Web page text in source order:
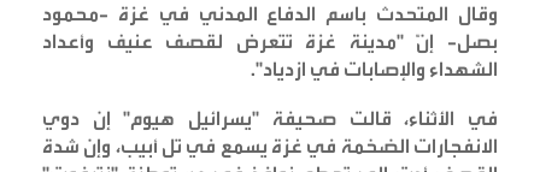
وقال المتحدث باسم الدفاع المدني في غزة -محمود
بصل- إنّ "مدينة غزة تتعرض لقصف عنيف وأعداد
الشهداء والإصابات في ازدياد".
في الأثناء، قالت صحيفة "يسرائيل هيوم" إن دوي
الانفجارات الضخمة في غزة يسمع في تل أبيب، وإن شدة